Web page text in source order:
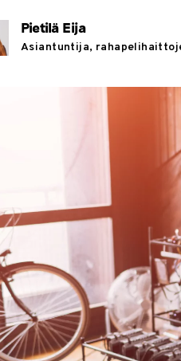
Pietilä Eija
Asiantuntija,